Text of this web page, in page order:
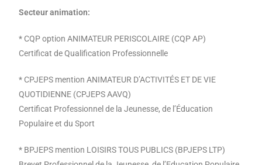
Secteur animation:
* CQP option ANIMATEUR PERISCOLAIRE (CQP AP)
Certificat de Qualification Professionnelle
* CPJEPS mention ANIMATEUR D’ACTIVITÉS ET DE VIE
QUOTIDIENNE (CPJEPS AAVQ)
Certificat Professionnel de la Jeunesse, de l’Éducation
Populaire et du Sport
* BPJEPS mention LOISIRS TOUS PUBLICS (BPJEPS LTP)